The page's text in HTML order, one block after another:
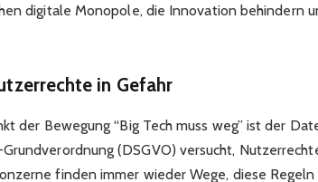
digitale Monopole, die Innovation behindern
in Gefahr
der Bewegung “Big Tech muss weg” ist der
(DSGVO) versucht,
finden immer wieder Wege, diese Regeln